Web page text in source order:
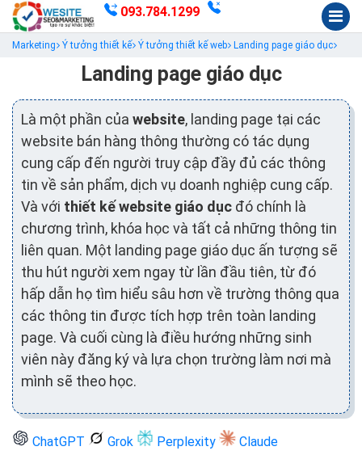
093.784.1299
Marketing Ý tưởng thiết kế Ý tưởng thiết kế web Landing page giáo dục
Landing page giáo dục
Là một phần của website, landing page tại các
website bán hàng thông thường có tác dụng
cung cấp đến người truy cập đầy đủ các thông
tin về sản phẩm, dịch vụ doanh nghiệp cung cấp.
Và với thiết kế website giáo dục đó chính là
chương trình, khóa học và tất cả những thông tin
liên quan. Một landing page giáo dục ấn tượng sẽ
thu hút người xem ngay từ lần đầu tiên, từ đó
hấp dẫn họ tìm hiểu sâu hơn về trường thông qua
các thông tin được tích hợp trên toàn landing
page. Và cuối cùng là điều hướng những sinh
viên này đăng ký và lựa chọn trường làm nơi mà
mình sẽ theo học.
ChatGPT Grok Perplexity Claude